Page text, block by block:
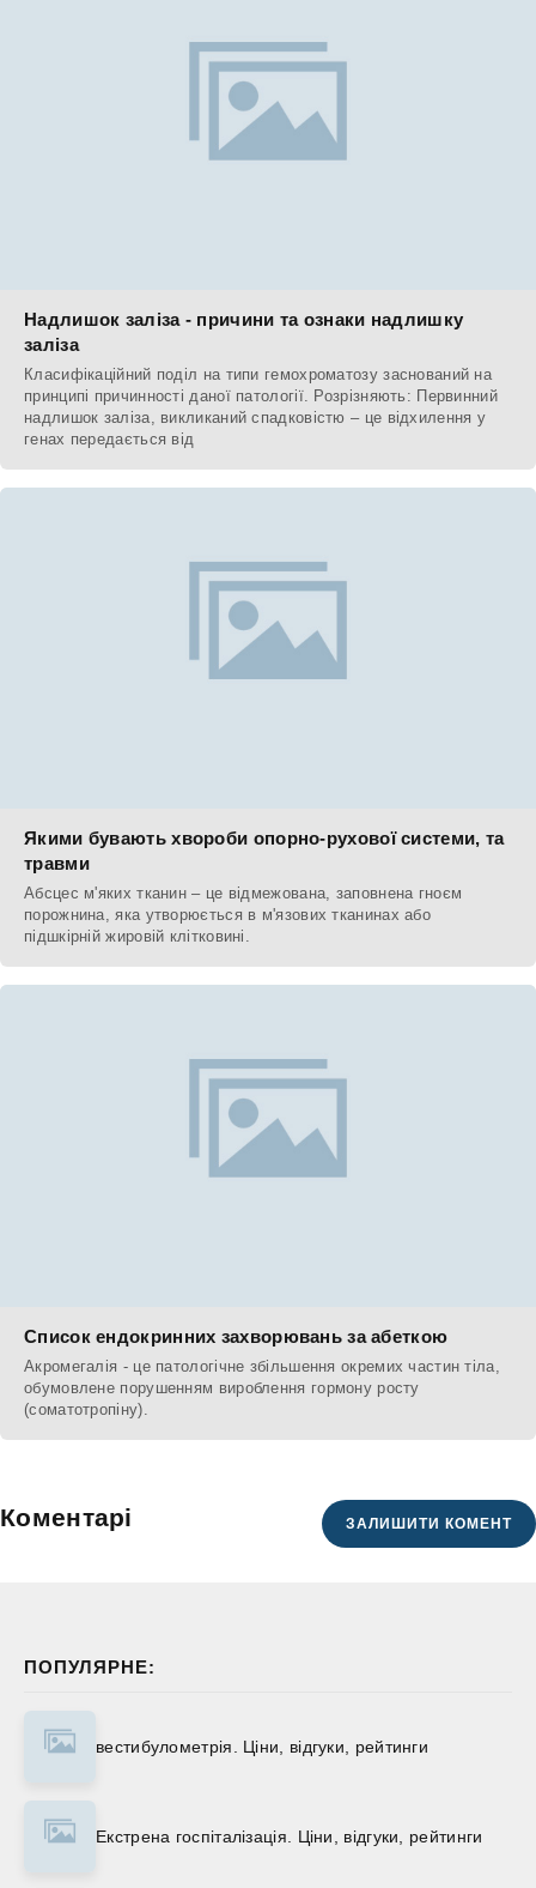
ПОПУЛЯРНЕ:
вестибулометрія. Ціни, відгуки, рейтинги
Екстрена госпіталізація. Ціни, відгуки, рейтинги
Надлишок заліза - причини та ознаки надлишку
заліза
Класифікаційний поділ на типи гемохроматозу заснований на
принципі причинності даної патології. Розрізняють: Первинний
надлишок заліза, викликаний спадковістю – це відхилення у
генах передається від
Якими бувають хвороби опорно-рухової системи, та
травми
Абсцес м'яких тканин – це відмежована, заповнена гноєм
порожнина, яка утворюється в м'язових тканинах або
підшкірній жировій клітковині.
Список ендокринних захворювань за абеткою
Акромегалія - це патологічне збільшення окремих частин тіла,
обумовлене порушенням вироблення гормону росту
(соматотропіну).
Коментарі ЗАЛИШИТИ КОМЕНТ